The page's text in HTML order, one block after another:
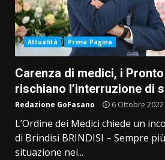
Attualità Prima Pagina
Carenza di medici, i
rischiano l’interruzione di
Redazione GoFasano 6 Ottobre 2022
L’Ordine dei Medici chiede un
di Brindisi BRINDISI – Sempre
situazione nei...